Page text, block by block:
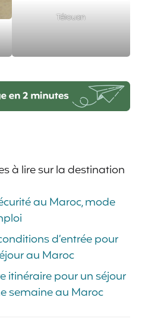
Tétouan
à lire sur la destination
au Maroc, mode
d’entrée pour
au Maroc
itinéraire pour un séjour
semaine au Maroc